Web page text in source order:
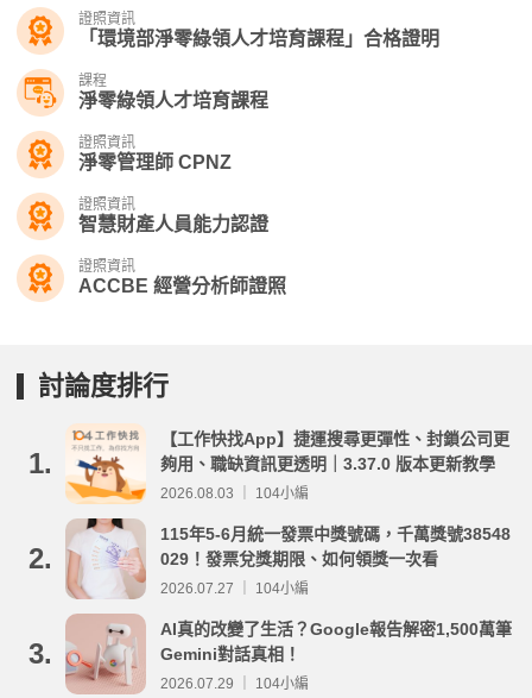
證照資訊
「環境部淨零綠領人才培育課程」合格證明
課程
淨零綠領人才培育課程
證照資訊
淨零管理師 CPNZ
證照資訊
智慧財產人員能力認證
證照資訊
ACCBE 經營分析師證照
討論度排行
1.
【工作快找App】捷運搜尋更彈性、封鎖公司更
夠用、職缺資訊更透明｜3.37.0 版本更新教學
2026.08.03 ｜ 104小編
2.
115年5-6月統一發票中獎號碼，千萬獎號38548
029！發票兌獎期限、如何領獎一次看
2026.07.27 ｜ 104小編
3.
AI真的改變了生活？Google報告解密1,500萬筆
Gemini對話真相！
2026.07.29 ｜ 104小編